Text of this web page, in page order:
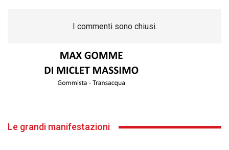
I commenti sono chiusi.
Le grandi manifestazioni